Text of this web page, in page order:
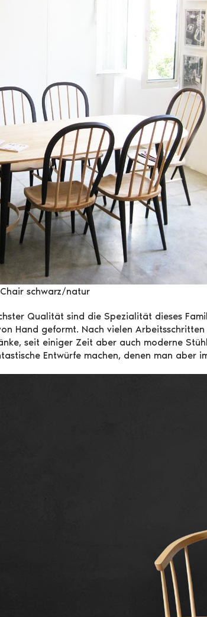
schwarz/natur
Qualität sind die Spezialität dieses
Hand geformt. Nach vielen
seit einiger Zeit aber auch moderne
Entwürfe machen, denen man aber